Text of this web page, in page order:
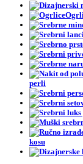
perli
kosu